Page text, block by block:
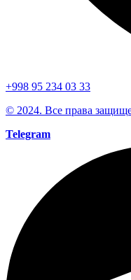
+998 95 234 03 33
© 2024. Все права
Telegram